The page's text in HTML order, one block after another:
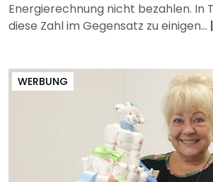
Energierechnung nicht bezahlen. In
diese Zahl im Gegensatz zu einigen... |
WERBUNG